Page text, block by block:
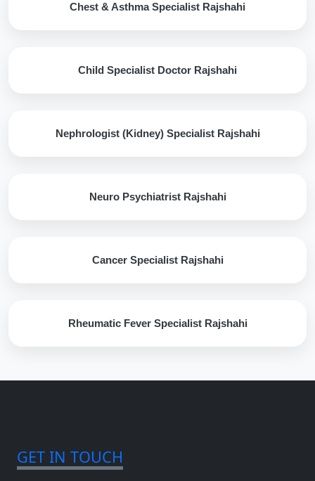
Chest & Asthma Specialist Rajshahi
Child Specialist Doctor Rajshahi
Nephrologist (Kidney) Specialist Rajshahi
Neuro Psychiatrist Rajshahi
Cancer Specialist Rajshahi
Rheumatic Fever Specialist Rajshahi
GET IN TOUCH